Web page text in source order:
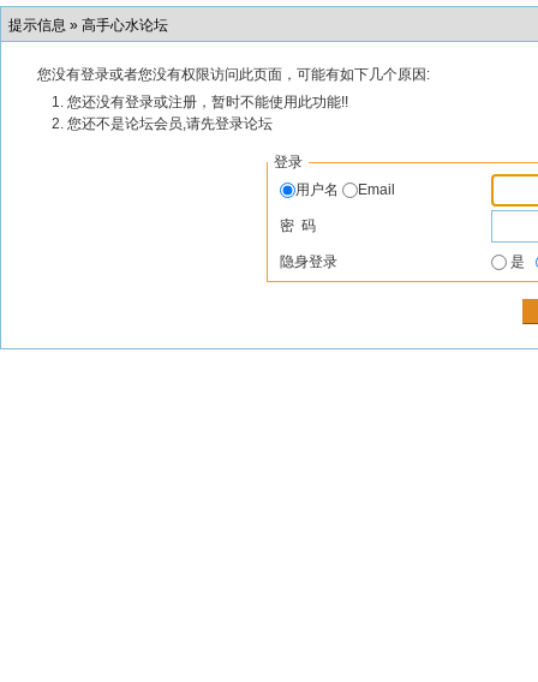
提示信息 » 高手心水论坛
您没有登录或者您没有权限访问此页面，可能有如下几个原因:
您还没有登录或注册，暂时不能使用此功能!!
您还不是论坛会员,请先登录论坛
登录
用户名
Email
密 码
隐身登录 是